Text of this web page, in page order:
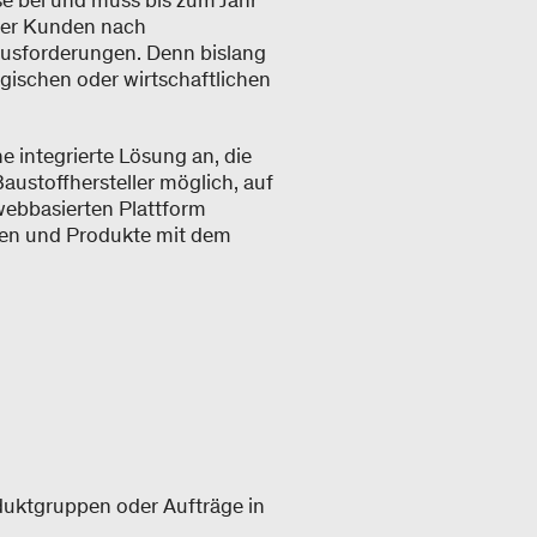
Kunden nach
Denn bislang
oder wirtschaftlichen
integrierte Lösung an, die
möglich, auf
Plattform
und Produkte mit dem
oder Aufträge in